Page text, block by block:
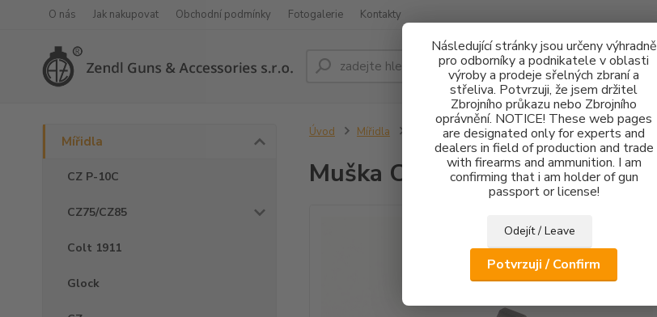
Následující stránky jsou určeny výhradně
pro odborníky a podnikatele v oblasti
výroby a prodeje sřelných zbraní a
střeliva. Potvrzuji, že jsem držitel
Zbrojního průkazu nebo Zbrojního
oprávnění. NOTICE! These web pages
are designated only for experts and
dealers in field of production and trade
with firearms and ammunition. I am
confirming that i am holder of gun
passport or license!
Odejít / Leave
Potvrzuji / Confirm
O nás Jak nakupovat Obchodní podmínky Fotogalerie Kontakty
Hledat
Mířidla
CZ P-10C
CZ75/CZ85
Colt 1911
Glock
Úvod Mířidla Muška CZ 75 FO 1mm - 3mm
Muška CZ 75 FO 1mm - 3mm